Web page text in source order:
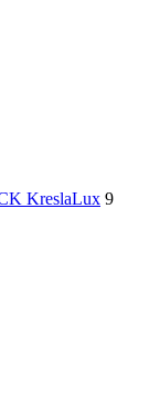
KreslaLux 9